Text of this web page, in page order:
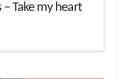
– Take my heart